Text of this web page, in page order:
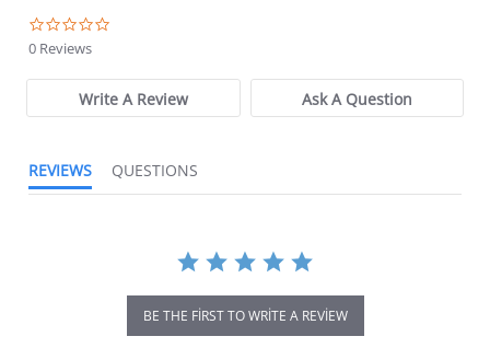
0 Reviews
Write A Review Ask A Question
REVIEWS QUESTIONS
BE THE FIRST TO WRITE A REVIEW